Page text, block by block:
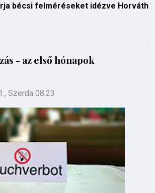
bécsi felméréseket idézve Horváth
- az első hónapok
Szerda 08:23